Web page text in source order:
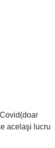
acelaşi lucru